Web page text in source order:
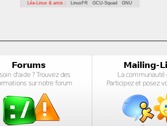
Léa-Linux & amis : LinuxFR GCU-Squad GNU